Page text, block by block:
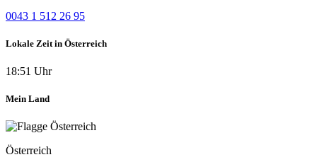
0043 1 512 26 95
Lokale Zeit in Österreich
18:51 Uhr
Mein Land
Österreich